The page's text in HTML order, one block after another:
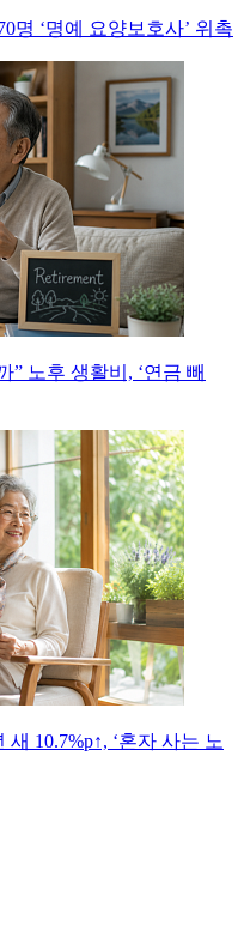
명 ‘명예 요양보호사’ 위촉
” 노후 생활비, ‘연금 빼
10.7%p↑, ‘혼자 사는 노